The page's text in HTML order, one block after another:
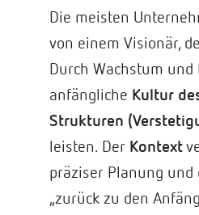
Die meisten
von einem Visionär,
Durch Wachstum
anfängliche Kultur
Strukturen
leisten. Der Kontext
präziser Planung
„zurück zu den